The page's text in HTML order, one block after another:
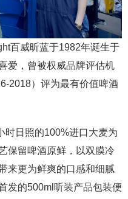
百威昕蓝于1982年诞生于
爱，曾被权威品牌评估机
2018）评为最有价值啤酒
时日照的100%进口大麦为
保留啤酒原鲜，以双膜冷
来更为鲜爽的口感和细腻
发的500ml听装产品包装便